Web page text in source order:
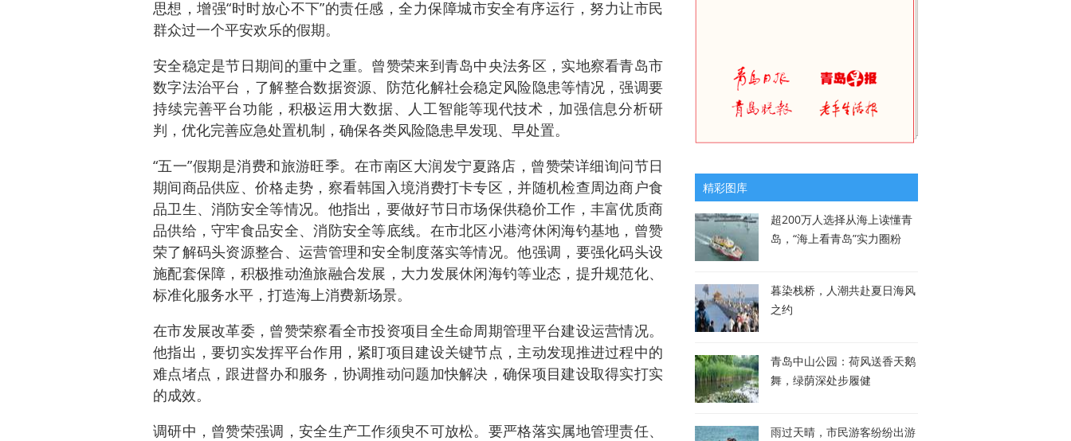
思想，增强“时时放心不下”的责任感，全力保障城市安全有序运行，努力让市民
群众过一个平安欢乐的假期。
安全稳定是节日期间的重中之重。曾赞荣来到青岛中央法务区，实地察看青岛市
数字法治平台，了解整合数据资源、防范化解社会稳定风险隐患等情况，强调要
持续完善平台功能，积极运用大数据、人工智能等现代技术，加强信息分析研
判，优化完善应急处置机制，确保各类风险隐患早发现、早处置。
“五一”假期是消费和旅游旺季。在市南区大润发宁夏路店，曾赞荣详细询问节日
期间商品供应、价格走势，察看韩国入境消费打卡专区，并随机检查周边商户食
品卫生、消防安全等情况。他指出，要做好节日市场保供稳价工作，丰富优质商
品供给，守牢食品安全、消防安全等底线。在市北区小港湾休闲海钓基地，曾赞
荣了解码头资源整合、运营管理和安全制度落实等情况。他强调，要强化码头设
施配套保障，积极推动渔旅融合发展，大力发展休闲海钓等业态，提升规范化、
标准化服务水平，打造海上消费新场景。
在市发展改革委，曾赞荣察看全市投资项目全生命周期管理平台建设运营情况。
他指出，要切实发挥平台作用，紧盯项目建设关键节点，主动发现推进过程中的
难点堵点，跟进督办和服务，协调推动问题加快解决，确保项目建设取得实打实
的成效。
调研中，曾赞荣强调，安全生产工作须臾不可放松。要严格落实属地管理责任、
精彩图库
超200万人选择从海上读懂青
岛，“海上看青岛”实力圈粉
暮染栈桥，人潮共赴夏日海风
之约
青岛中山公园：荷风送香天鹅
舞，绿荫深处步履健
雨过天晴，市民游客纷纷出游